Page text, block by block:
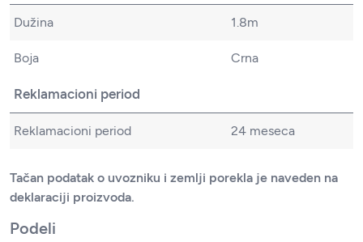
Dužina 1.8m
Boja Crna
Reklamacioni period
Reklamacioni period 24 meseca
Tačan podatak o uvozniku i zemlji porekla je naveden na
deklaraciji proizvoda.
Podeli